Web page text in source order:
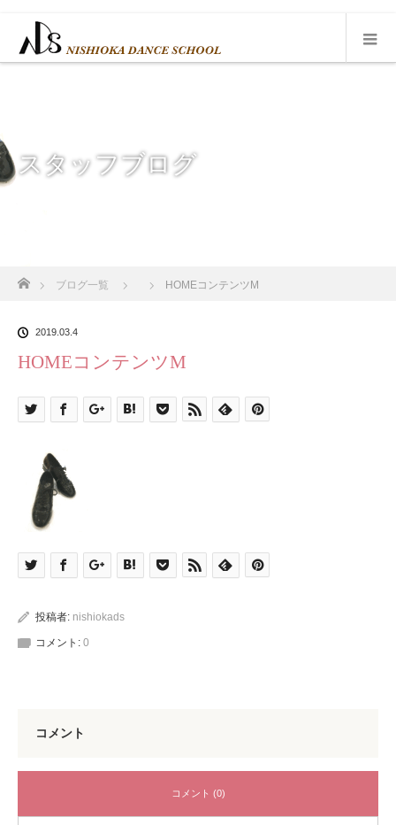
スタッフブログ
ブログ一覧 HOMEコンテンツM
2019.03.4
HOMEコンテンツM
投稿者: nishiokads
コメント: 0
コメント
コメント (0)